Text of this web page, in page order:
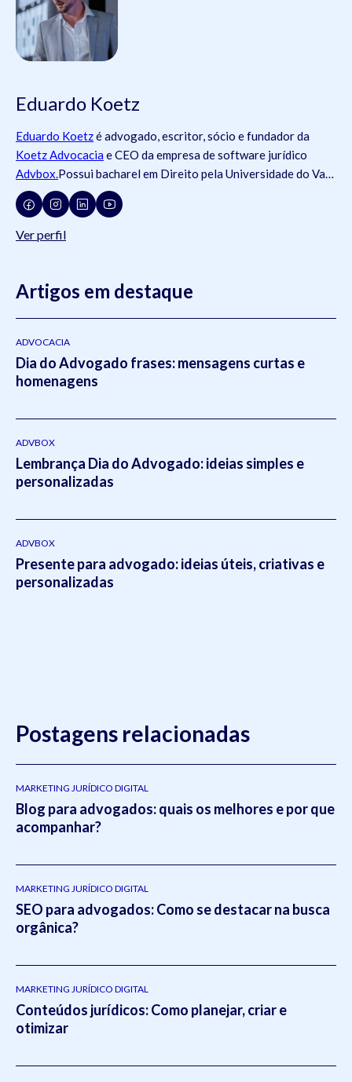
Eduardo Koetz
Eduardo Koetzé advogado, escritor, sócio e fundador da
Koetz Advocacia e CEO da empresa de software jurídico
Advbox.Possui bacharel em Direito pela Universidade do Vale
do Rio dos Sinos (Unisinos
dos Advogados do Brasil
73.409, OAB/PR 72.951, OAB/SP 435.266, OAB/MG
graduado em Direito do Trabalho pela
do Rio Grande do Sul
(2011- 2012) e em Direito Tributário
- 2014).Atua como um dos principais gestores da Koetz
Advocacia realizando a supervisão e liderança em todos os
setores do escritório.Em 2021, Eduardo publicou o livro
pela editoraViseu.
Ver perfil
Artigos em destaque
ADVOCACIA
Dia do Advogado frases: mensagens curtas e
homenagens
ADVBOX
Lembrança Dia do Advogado: ideias simples e
personalizadas
ADVBOX
Presente para advogado: ideias úteis, criativas e
personalizadas
Postagens relacionadas
MARKETING JURÍDICO DIGITAL
Blog para advogados: quais os melhores e por que
acompanhar?
MARKETING JURÍDICO DIGITAL
SEO para advogados: Como se destacar na busca
orgânica?
MARKETING JURÍDICO DIGITAL
Conteúdos jurídicos: Como planejar, criar e
otimizar